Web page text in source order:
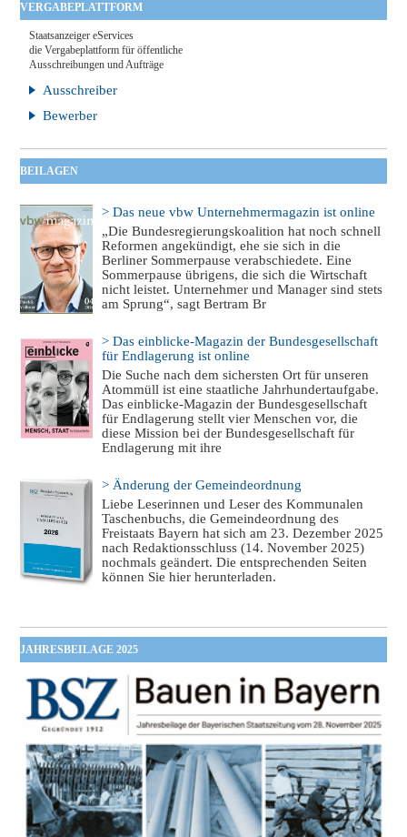
VERGABEPLATTFORM
Staatsanzeiger eServices
die Vergabeplattform für öffentliche
Ausschreibungen und Aufträge
Ausschreiber
Bewerber
BEILAGEN
> Das neue vbw Unternehmermagazin ist online
„Die Bundesregierungskoalition hat noch schnell
Reformen angekündigt, ehe sie sich in die
Berliner Sommerpause verabschiedete. Eine
Sommerpause übrigens, die sich die Wirtschaft
nicht leistet. Unternehmer und Manager sind stets
am Sprung“, sagt Bertram Br
> Das einblicke-Magazin der Bundesgesellschaft
für Endlagerung ist online
Die Suche nach dem sichersten Ort für unseren
Atommüll ist eine staatliche Jahrhundertaufgabe.
Das einblicke-Magazin der Bundesgesellschaft
für Endlagerung stellt vier Menschen vor, die
diese Mission bei der Bundesgesellschaft für
Endlagerung mit ihre
> Änderung der Gemeindeordnung
Liebe Leserinnen und Leser des Kommunalen
Taschenbuchs, die Gemeindeordnung des
Freistaats Bayern hat sich am 23. Dezember 2025
nach Redaktionsschluss (14. November 2025)
nochmals geändert. Die entsprechenden Seiten
können Sie hier herunterladen.
JAHRESBEILAGE 2025